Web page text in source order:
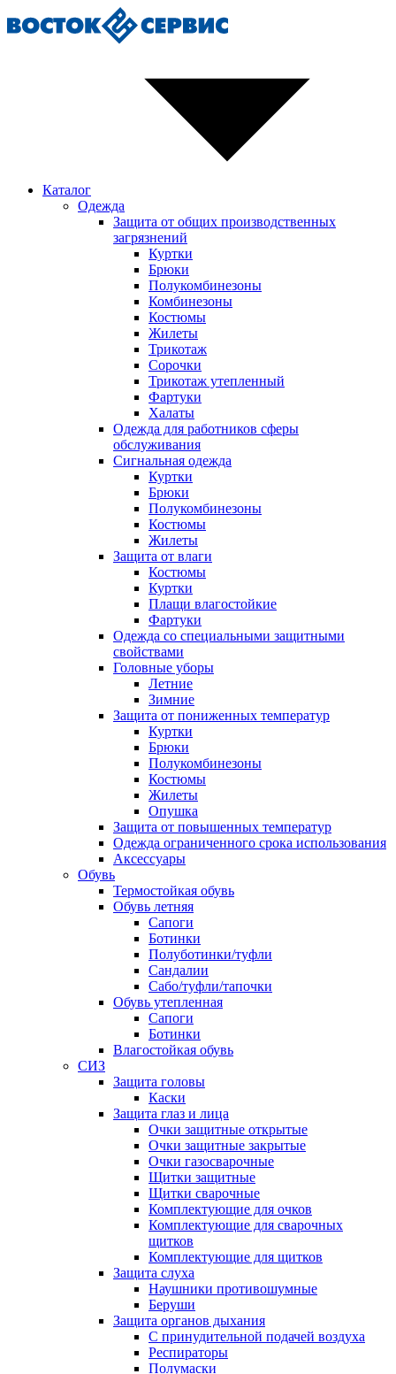
Каталог
Одежда
Защита от общих производственных
загрязнений
Куртки
Брюки
Полукомбинезоны
Комбинезоны
Костюмы
Жилеты
Трикотаж
Сорочки
Трикотаж утепленный
Фартуки
Халаты
Одежда для работников сферы
обслуживания
Сигнальная одежда
Куртки
Брюки
Полукомбинезоны
Костюмы
Жилеты
Защита от влаги
Костюмы
Куртки
Плащи влагостойкие
Фартуки
Одежда со специальными защитными
свойствами
Головные уборы
Летние
Зимние
Защита от пониженных температур
Куртки
Брюки
Полукомбинезоны
Костюмы
Жилеты
Опушка
Защита от повышенных температур
Одежда ограниченного срока использования
Аксессуары
Обувь
Термостойкая обувь
Обувь летняя
Сапоги
Ботинки
Полуботинки/туфли
Сандалии
Сабо/туфли/тапочки
Обувь утепленная
Сапоги
Ботинки
Влагостойкая обувь
СИЗ
Защита головы
Каски
Защита глаз и лица
Очки защитные открытые
Очки защитные закрытые
Очки газосварочные
Щитки защитные
Щитки сварочные
Комплектующие для очков
Комплектующие для сварочных
щитков
Комплектующие для щитков
Защита слуха
Наушники противошумные
Беруши
Защита органов дыхания
С принудительной подачей воздуха
Респираторы
Полумаски